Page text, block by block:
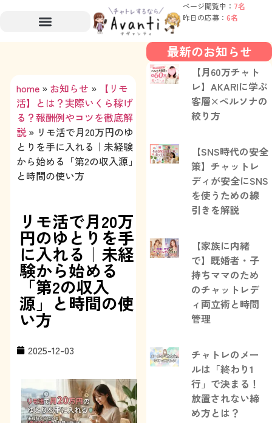
ページ閲覧中： 7名
昨日の応募： 6名
home » お知らせ »
【リモ
活】とは？実際いくら稼げ
る？報酬例やコツを徹底解
説» リモ活で月20万円のゆ
とりを手に入れる｜未経験
から始める「第2の収入源」
と時間の使い方
リモ活で月20万
円のゆとりを手
に入れる｜未経
験から始める
「第2の収入
源」と時間の使
い方
2025-12-03
最新のお知らせ
【月60万チャト
レ】AKARIに学ぶ
客層×ペルソナの
絞り方
【SNS時代の安全
策】チャットレ
ディが安全にSNS
を使うための線
引きを解説
【家族に内緒
で】既婚者・子
持ちママのため
のチャットレデ
ィ両立術と時間
管理
チャトレのメー
ルは「終わり1
行」で決まる！
放置されない締
め方とは？